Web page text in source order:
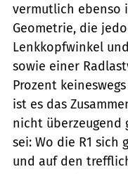
vermutlich ebenso
Geometrie, die
Lenkkopfwinkel
sowie einer
Prozent
ist es das
nicht überzeugend
sei: Wo die R1 sich
und auf den